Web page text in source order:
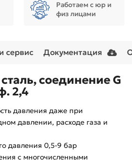
Работаем с юр и
физ лицами
сервис Документация
соединение G
2,4
давления даже при
давлении, расходе газа и
давления 0,5-9 бар
с многочисленными